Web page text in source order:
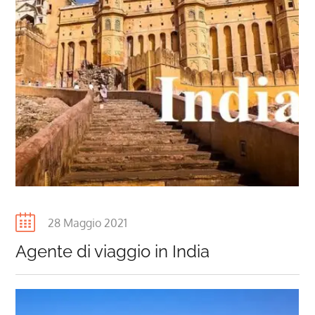
Posted
28 Maggio 2021
Agente di viaggio in India